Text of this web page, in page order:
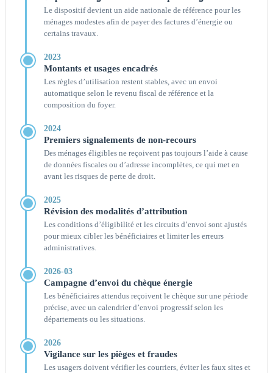
Le dispositif devient un aide nationale de référence pour les
ménages modestes afin de payer des factures d’énergie ou
certains travaux.
2023
Montants et usages encadrés
Les règles d’utilisation restent stables, avec un envoi
automatique selon le revenu fiscal de référence et la
composition du foyer.
2024
Premiers signalements de non-recours
Des ménages éligibles ne reçoivent pas toujours l’aide à cause
de données fiscales ou d’adresse incomplètes, ce qui met en
avant les risques de perte de droit.
2025
Révision des modalités d’attribution
Les conditions d’éligibilité et les circuits d’envoi sont ajustés
pour mieux cibler les bénéficiaires et limiter les erreurs
administratives.
2026-03
Campagne d’envoi du chèque énergie
Les bénéficiaires attendus reçoivent le chèque sur une période
précise, avec un calendrier d’envoi progressif selon les
départements ou les situations.
2026
Vigilance sur les pièges et fraudes
Les usagers doivent vérifier les courriers, éviter les faux sites et